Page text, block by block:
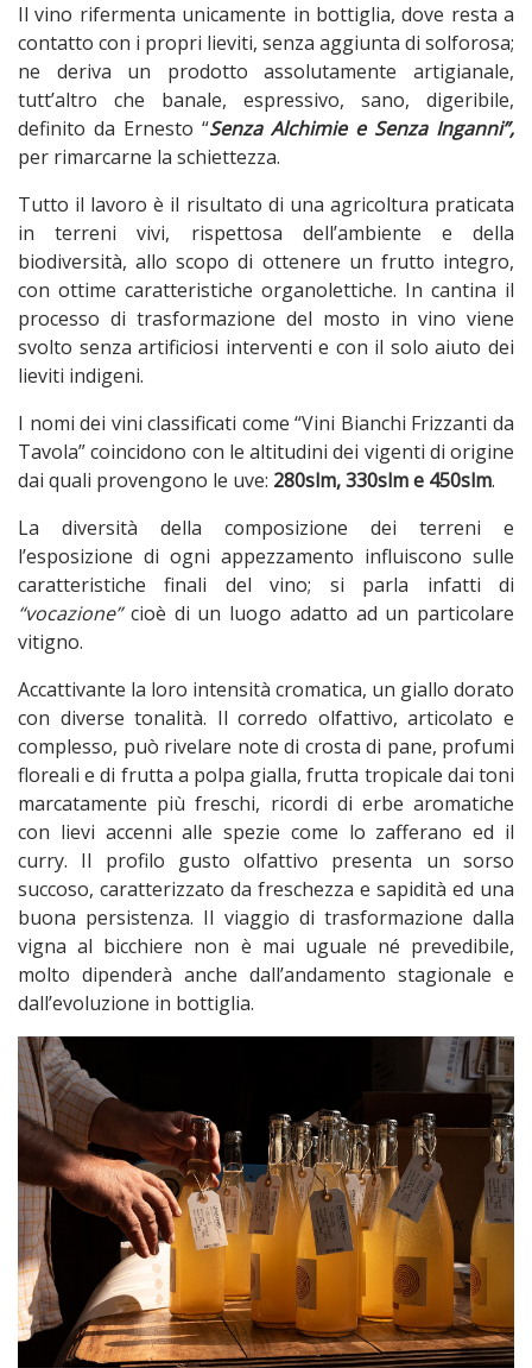
Il vino rifermenta unicamente in bottiglia, dove resta a
contatto con i propri lieviti, senza aggiunta di solforosa;
ne deriva un prodotto assolutamente artigianale,
tutt’altro che banale, espressivo, sano, digeribile,
definito da Ernesto “Senza Alchimie e Senza Inganni”,
per rimarcarne la schiettezza.
Tutto il lavoro è il risultato di una agricoltura praticata
in terreni vivi, rispettosa dell’ambiente e della
biodiversità, allo scopo di ottenere un frutto integro,
con ottime caratteristiche organolettiche. In cantina il
processo di trasformazione del mosto in vino viene
svolto senza artificiosi interventi e con il solo aiuto dei
lieviti indigeni.
I nomi dei vini classificati come “Vini Bianchi Frizzanti da
Tavola” coincidono con le altitudini dei vigenti di origine
dai quali provengono le uve: 280slm, 330slm e 450slm.
La diversità della composizione dei terreni e
l’esposizione di ogni appezzamento influiscono sulle
caratteristiche finali del vino; si parla infatti di
“vocazione”cioè di un luogo adatto ad un particolare
vitigno.
Accattivante la loro intensità cromatica, un giallo dorato
con diverse tonalità. Il corredo olfattivo, articolato e
complesso, può rivelare note di crosta di pane, profumi
floreali e di frutta a polpa gialla, frutta tropicale dai toni
marcatamente più freschi, ricordi di erbe aromatiche
con lievi accenni alle spezie come lo zafferano ed il
curry. Il profilo gusto olfattivo presenta un sorso
succoso, caratterizzato da freschezza e sapidità ed una
buona persistenza. Il viaggio di trasformazione dalla
vigna al bicchiere non è mai uguale né prevedibile,
molto dipenderà anche dall’andamento stagionale e
dall’evoluzione in bottiglia.